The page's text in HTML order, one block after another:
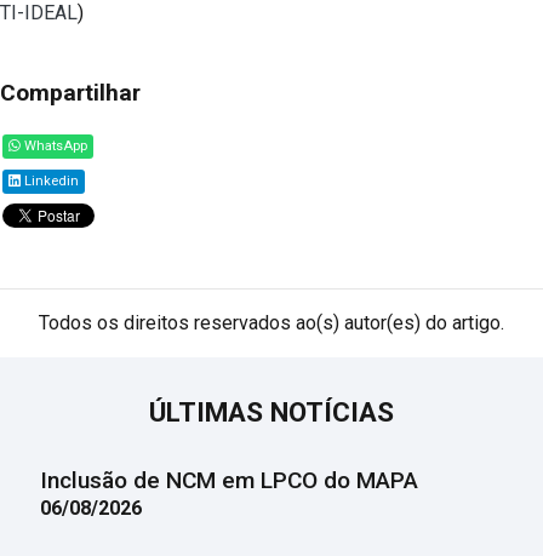
TI-IDEAL)
Compartilhar
WhatsApp
Linkedin
Todos os direitos reservados ao(s) autor(es) do artigo.
ÚLTIMAS NOTÍCIAS
Inclusão de NCM em LPCO do MAPA
06/08/2026